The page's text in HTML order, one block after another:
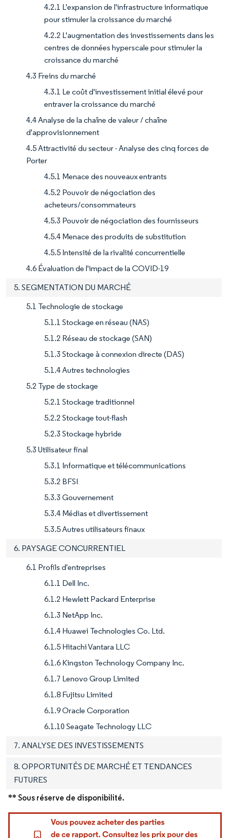
4.2.1 L'expansion de l'infrastructure informatique
pour stimuler la croissance du marché
4.2.2 L'augmentation des investissements dans les
centres de données hyperscale pour stimuler la
croissance du marché
4.3 Freins du marché
4.3.1 Le coût d'investissement initial élevé pour
entraver la croissance du marché
4.4 Analyse de la chaîne de valeur / chaîne
d'approvisionnement
4.5 Attractivité du secteur - Analyse des cinq forces de
Porter
4.5.1 Menace des nouveaux entrants
4.5.2 Pouvoir de négociation des
acheteurs/consommateurs
4.5.3 Pouvoir de négociation des fournisseurs
4.5.4 Menace des produits de substitution
4.5.5 Intensité de la rivalité concurrentielle
4.6 Évaluation de l'impact de la COVID-19
5. SEGMENTATION DU MARCHÉ
5.1 Technologie de stockage
5.1.1 Stockage en réseau (NAS)
5.1.2 Réseau de stockage (SAN)
5.1.3 Stockage à connexion directe (DAS)
5.1.4 Autres technologies
5.2 Type de stockage
5.2.1 Stockage traditionnel
5.2.2 Stockage tout-flash
5.2.3 Stockage hybride
5.3 Utilisateur final
5.3.1 Informatique et télécommunications
5.3.2 BFSI
5.3.3 Gouvernement
5.3.4 Médias et divertissement
5.3.5 Autres utilisateurs finaux
6. PAYSAGE CONCURRENTIEL
6.1 Profils d'entreprises
6.1.1 Dell Inc.
6.1.2 Hewlett Packard Enterprise
6.1.3 NetApp Inc.
6.1.4 Huawei Technologies Co. Ltd.
6.1.5 Hitachi Vantara LLC
6.1.6 Kingston Technology Company Inc.
6.1.7 Lenovo Group Limited
6.1.8 Fujitsu Limited
6.1.9 Oracle Corporation
6.1.10 Seagate Technology LLC
7. ANALYSE DES INVESTISSEMENTS
8. OPPORTUNITÉS DE MARCHÉ ET TENDANCES
FUTURES
** Sous réserve de disponibilité.